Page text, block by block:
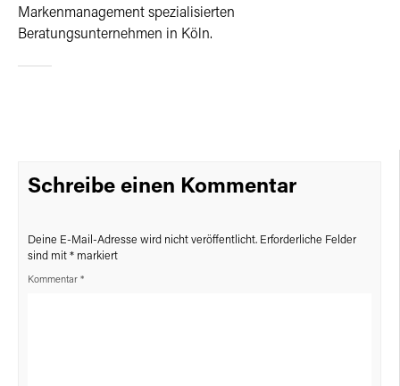
Markenmanagement spezialisierten
Beratungsunternehmen in Köln.
Schreibe einen Kommentar
Deine E-Mail-Adresse wird nicht veröffentlicht. Erforderliche Felder
sind mit * markiert
Kommentar *